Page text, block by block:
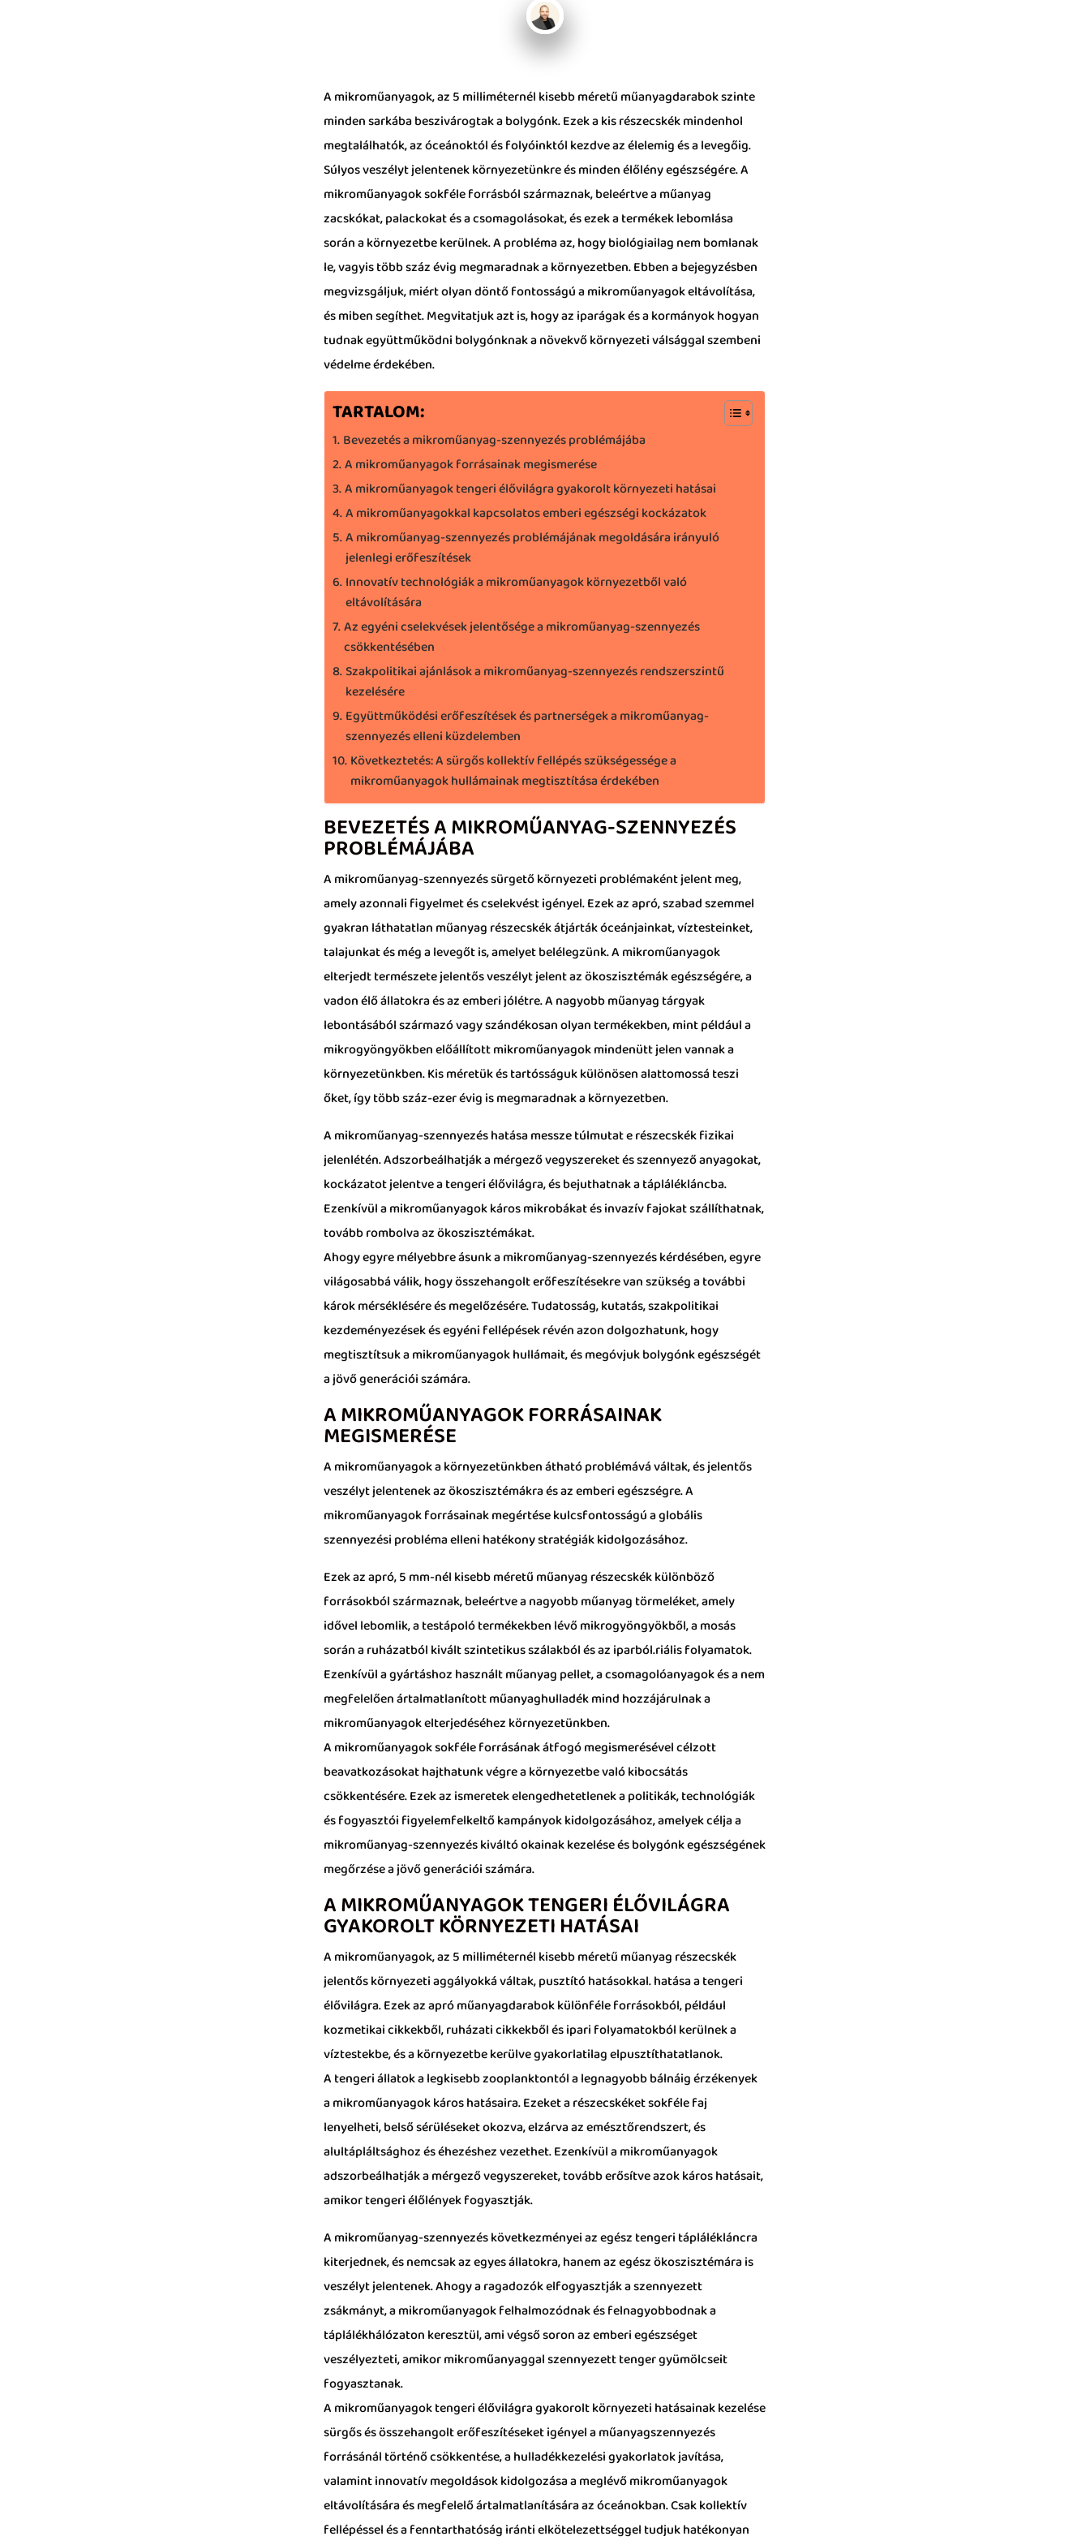
A mikroműanyagok, az 5 milliméternél kisebb méretű műanyagdarabok szinte
minden sarkába beszivárogtak a bolygónk. Ezek a kis részecskék mindenhol
megtalálhatók, az óceánoktól és folyóinktól kezdve az élelemig és a levegőig.
Súlyos veszélyt jelentenek környezetünkre és minden élőlény egészségére. A
mikroműanyagok sokféle forrásból származnak, beleértve a műanyag
zacskókat, palackokat és a csomagolásokat, és ezek a termékek lebomlása
során a környezetbe kerülnek. A probléma az, hogy biológiailag nem bomlanak
le, vagyis több száz évig megmaradnak a környezetben. Ebben a bejegyzésben
megvizsgáljuk, miért olyan döntő fontosságú a mikroműanyagok eltávolítása,
és miben segíthet. Megvitatjuk azt is, hogy az iparágak és a kormányok hogyan
tudnak együttműködni bolygónknak a növekvő környezeti válsággal szembeni
védelme érdekében.
TARTALOM:
Bevezetés a mikroműanyag-szennyezés problémájába
A mikroműanyagok forrásainak megismerése
A mikroműanyagok tengeri élővilágra gyakorolt ​​környezeti hatásai
A mikroműanyagokkal kapcsolatos emberi egészségi kockázatok
A mikroműanyag-szennyezés problémájának megoldására irányuló
jelenlegi erőfeszítések
Innovatív technológiák a mikroműanyagok környezetből való
eltávolítására
Az egyéni cselekvések jelentősége a mikroműanyag-szennyezés
csökkentésében
Szakpolitikai ajánlások a mikroműanyag-szennyezés rendszerszintű
kezelésére
Együttműködési erőfeszítések és partnerségek a mikroműanyag-
szennyezés elleni küzdelemben
Következtetés: A sürgős kollektív fellépés szükségessége a
mikroműanyagok hullámainak megtisztítása érdekében
BEVEZETÉS A MIKROMŰANYAG-SZENNYEZÉS
PROBLÉMÁJÁBA
A mikroműanyag-szennyezés sürgető környezeti problémaként jelent meg,
amely azonnali figyelmet és cselekvést igényel. Ezek az apró, szabad szemmel
gyakran láthatatlan műanyag részecskék átjárták óceánjainkat, víztesteinket,
talajunkat és még a levegőt is, amelyet belélegzünk. A mikroműanyagok
elterjedt természete jelentős veszélyt jelent az ökoszisztémák egészségére, a
vadon élő állatokra és az emberi jólétre. A nagyobb műanyag tárgyak
lebontásából származó vagy szándékosan olyan termékekben, mint például a
mikrogyöngyökben előállított mikroműanyagok mindenütt jelen vannak a
környezetünkben. Kis méretük és tartósságuk különösen alattomossá teszi
őket, így több száz-ezer évig is megmaradnak a környezetben.
A mikroműanyag-szennyezés hatása messze túlmutat e részecskék fizikai
jelenlétén. Adszorbeálhatják a mérgező vegyszereket és szennyező anyagokat,
kockázatot jelentve a tengeri élővilágra, és bejuthatnak a táplálékláncba.
Ezenkívül a mikroműanyagok káros mikrobákat és invazív fajokat szállíthatnak,
tovább rombolva az ökoszisztémákat.
Ahogy egyre mélyebbre ásunk a mikroműanyag-szennyezés kérdésében, egyre
világosabbá válik, hogy összehangolt erőfeszítésekre van szükség a további
károk mérséklésére és megelőzésére. Tudatosság, kutatás, szakpolitikai
kezdeményezések és egyéni fellépések révén azon dolgozhatunk, hogy
megtisztítsuk a mikroműanyagok hullámait, és megóvjuk bolygónk egészségét
a jövő generációi számára.
A MIKROMŰANYAGOK FORRÁSAINAK
MEGISMERÉSE
A mikroműanyagok a környezetünkben átható problémává váltak, és jelentős
veszélyt jelentenek az ökoszisztémákra és az emberi egészségre. A
mikroműanyagok forrásainak megértése kulcsfontosságú a globális
szennyezési probléma elleni hatékony stratégiák kidolgozásához.
Ezek az apró, 5 mm-nél kisebb méretű műanyag részecskék különböző
forrásokból származnak, beleértve a nagyobb műanyag törmeléket, amely
idővel lebomlik, a testápoló termékekben lévő mikrogyöngyökből, a mosás
során a ruházatból kivált szintetikus szálakból és az iparból.riális folyamatok.
Ezenkívül a gyártáshoz használt műanyag pellet, a csomagolóanyagok és a nem
megfelelően ártalmatlanított műanyaghulladék mind hozzájárulnak a
mikroműanyagok elterjedéséhez környezetünkben.
A mikroműanyagok sokféle forrásának átfogó megismerésével célzott
beavatkozásokat hajthatunk végre a környezetbe való kibocsátás
csökkentésére. Ezek az ismeretek elengedhetetlenek a politikák, technológiák
és fogyasztói figyelemfelkeltő kampányok kidolgozásához, amelyek célja a
mikroműanyag-szennyezés kiváltó okainak kezelése és bolygónk egészségének
megőrzése a jövő generációi számára.
A MIKROMŰANYAGOK TENGERI ÉLŐVILÁGRA
GYAKOROLT ​​KÖRNYEZETI HATÁSAI
A mikroműanyagok, az 5 milliméternél kisebb méretű műanyag részecskék
jelentős környezeti aggályokká váltak, pusztító hatásokkal. hatása a tengeri
élővilágra. Ezek az apró műanyagdarabok különféle forrásokból, például
kozmetikai cikkekből, ruházati cikkekből és ipari folyamatokból kerülnek a
víztestekbe, és a környezetbe kerülve gyakorlatilag elpusztíthatatlanok.
A tengeri állatok a legkisebb zooplanktontól a legnagyobb bálnáig érzékenyek
a mikroműanyagok káros hatásaira. Ezeket a részecskéket sokféle faj
lenyelheti, belső sérüléseket okozva, elzárva az emésztőrendszert, és
alultápláltsághoz és éhezéshez vezethet. Ezenkívül a mikroműanyagok
adszorbeálhatják a mérgező vegyszereket, tovább erősítve azok káros hatásait,
amikor tengeri élőlények fogyasztják.
A mikroműanyag-szennyezés következményei az egész tengeri táplálékláncra
kiterjednek, és nemcsak az egyes állatokra, hanem az egész ökoszisztémára is
veszélyt jelentenek. Ahogy a ragadozók elfogyasztják a szennyezett
zsákmányt, a mikroműanyagok felhalmozódnak és felnagyobbodnak a
táplálékhálózaton keresztül, ami végső soron az emberi egészséget
veszélyezteti, amikor mikroműanyaggal szennyezett tenger gyümölcseit
fogyasztanak.
A mikroműanyagok tengeri élővilágra gyakorolt ​​környezeti hatásainak kezelése
sürgős és összehangolt erőfeszítéseket igényel a műanyagszennyezés
forrásánál történő csökkentése, a hulladékkezelési gyakorlatok javítása,
valamint innovatív megoldások kidolgozása a meglévő mikroműanyagok
eltávolítására és megfelelő ártalmatlanítására az óceánokban. Csak kollektív
fellépéssel és a fenntarthatóság iránti elkötelezettséggel tudjuk hatékonyan